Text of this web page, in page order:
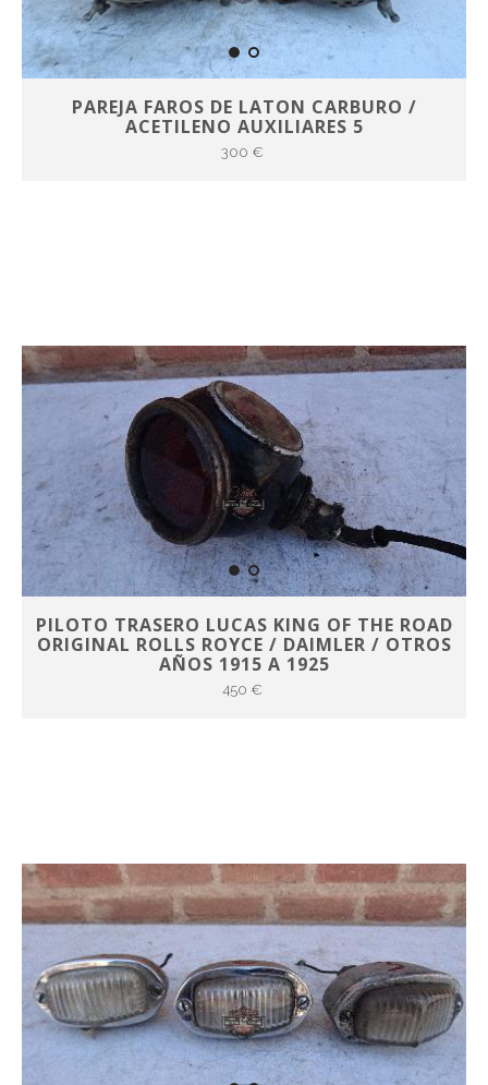
PAREJA FAROS DE LATON CARBURO /
ACETILENO AUXILIARES 5
300 €
PILOTO TRASERO LUCAS KING OF THE ROAD
ORIGINAL ROLLS ROYCE / DAIMLER / OTROS
AÑOS 1915 A 1925
450 €